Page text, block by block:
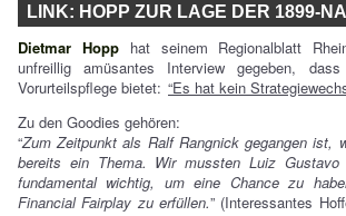
LINK: HOPP ZUR LAGE DER 1899-
Dietmar Hopphat seinem Regionalblatt
unfreillig amüsantes Interview gegeben,
Vorurteilspflege bietet: “Es hat kein
Zu den Goodies gehören:
“Zum Zeitpunkt als Ralf Rangnick gegangen ist,
bereits ein Thema. Wir mussten Luiz Gustavo
fundamental wichtig, um eine Chance zu
Financial Fairplay zu erfüllen.” (Interessantes